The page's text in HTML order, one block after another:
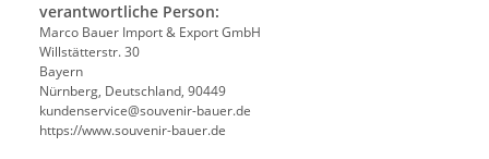
verantwortliche Person:
Marco Bauer Import & Export GmbH
Willstätterstr. 30
Bayern
Nürnberg, Deutschland, 90449
kundenservice@souvenir-bauer.de
https://www.souvenir-bauer.de